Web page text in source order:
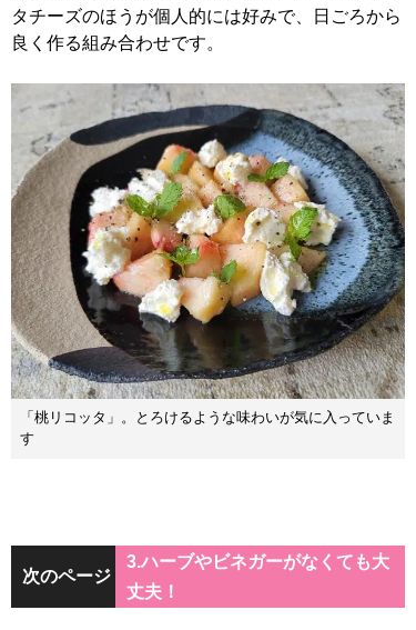
タチーズのほうが個人的には好みで、日ごろから
良く作る組み合わせです。
「桃リコッタ」。とろけるような味わいが気に入っていま
す
次のページ
3.ハーブやビネガーがなくても大
丈夫！